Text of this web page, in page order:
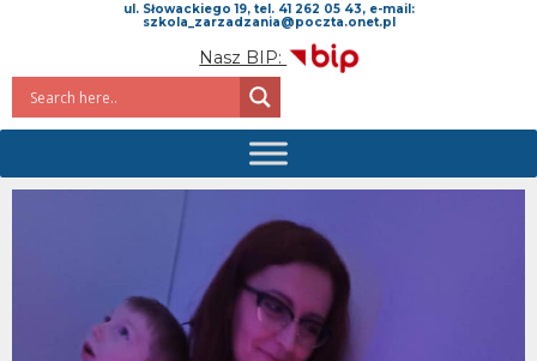
ul. Słowackiego 19, tel. 41 262 05 43, e-mail:
szkola_zarzadzania@poczta.onet.pl
Nasz BIP: